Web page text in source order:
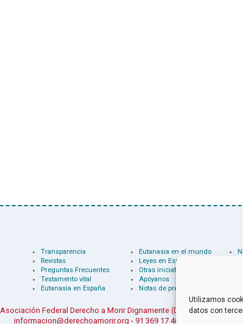
Utilizamos
datos con
Transparencia
Revistas
Preguntas Frecuentes
Testamento vital
Eutanasia en España
Eutanasia en el mundo
Leyes en España
Otras iniciativas
Apóyanos
Notas de prensa
Asociación Federal Derecho a Morir Dignamente (DMD)
informacion@derechoamorir.org - 91 369 17 46